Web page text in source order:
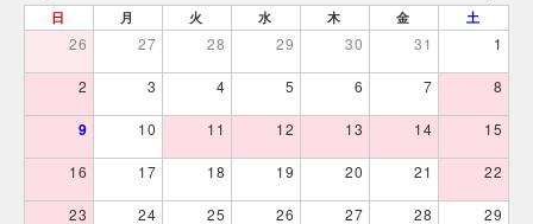
日 月 火 水 木 金 土
26 27 28 29 30 31 1
2 3 4 5 6 7 8
9 10 11 12 13 14 15
16 17 18 19 20 21 22
23 24 25 26 27 28 29